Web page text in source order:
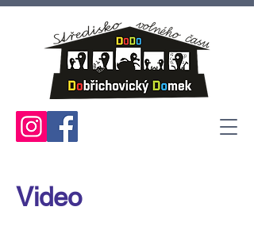
Video